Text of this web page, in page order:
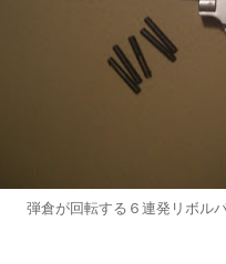
弾倉が回転する６連発リボル